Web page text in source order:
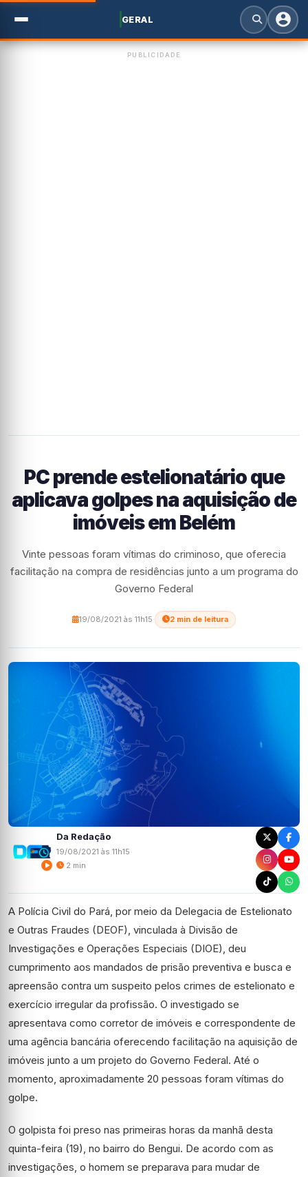
GERAL
PUBLICIDADE
PC prende estelionatário que
aplicava golpes na aquisição de
imóveis em Belém
Vinte pessoas foram vítimas do criminoso, que oferecia
facilitação na compra de residências junto a um programa do
Governo Federal
19/08/2021 às 11h15 2 min de leitura
Da Redação
19/08/2021 às 11h15
2 min
A Polícia Civil do Pará, por meio da Delegacia de Estelionato
e Outras Fraudes (DEOF), vinculada à Divisão de
Investigações e Operações Especiais (DIOE), deu
cumprimento aos mandados de prisão preventiva e busca e
apreensão contra um suspeito pelos crimes de estelionato e
exercício irregular da profissão. O investigado se
apresentava como corretor de imóveis e correspondente de
uma agência bancária oferecendo facilitação na aquisição de
imóveis junto a um projeto do Governo Federal. Até o
momento, aproximadamente 20 pessoas foram vítimas do
golpe.
O golpista foi preso nas primeiras horas da manhã desta
quinta-feira (19), no bairro do Bengui. De acordo com as
investigações, o homem se preparava para mudar de